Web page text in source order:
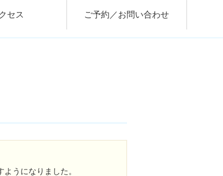
セス ご予約／お問い合わせ
うになりました。